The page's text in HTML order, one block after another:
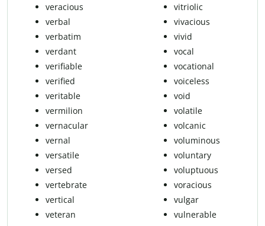
veracious
verbal
verbatim
verdant
verifiable
verified
veritable
vermilion
vernacular
vernal
versatile
versed
vertebrate
vertical
veteran
vitriolic
vivacious
vivid
vocal
vocational
voiceless
void
volatile
volcanic
voluminous
voluntary
voluptuous
voracious
vulgar
vulnerable